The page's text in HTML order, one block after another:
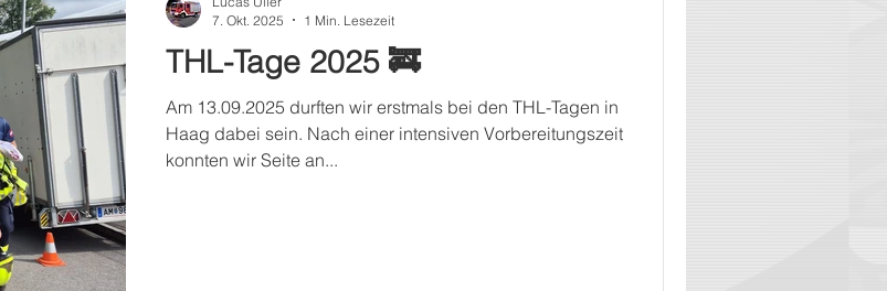
THL-Tage 2025 🚒
Am 13.09.2025 durften wir erstmals bei den THL-Tagen in
Haag dabei sein. Nach einer intensiven Vorbereitungszeit
konnten wir Seite an...
7. Okt. 2025
1 Min. Lesezeit